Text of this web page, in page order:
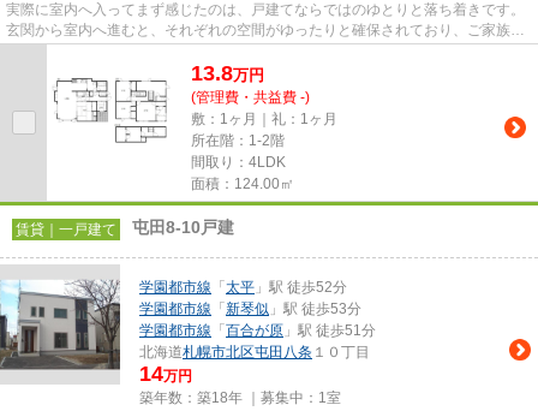
実際に室内へ入ってまず感じたのは、戸建てならではのゆとりと落ち着きです。
玄関から室内へ進むと、それぞれの空間がゆったりと確保されており、ご家族が
13.8万円
(管理費・共益費 -)
敷：1ヶ月｜礼：1ヶ月
所在階：1-2階
間取り：4LDK
面積：124.00㎡
賃貸｜一戸建て 屯田8-10戸建
学園都市線 「 太平 」駅 徒歩52分
学園都市線 「 新琴似 」駅 徒歩53分
学園都市線 「 百合が原 」駅 徒歩51分
北海道札幌市北区屯田八条 １０丁目
14万円
築年数：築18年 ｜募集中： 1室